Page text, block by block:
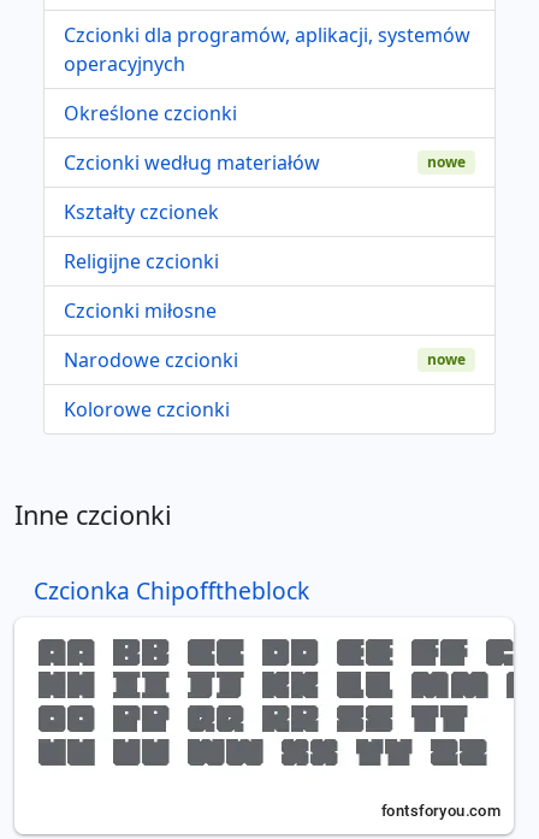
Czcionki dla programów, aplikacji, systemów
operacyjnych
Określone czcionki
Czcionki według materiałów
nowe
Kształty czcionek
Religijne czcionki
Czcionki miłosne
Narodowe czcionki
nowe
Kolorowe czcionki
Inne czcionki
Czcionka Chipofftheblock